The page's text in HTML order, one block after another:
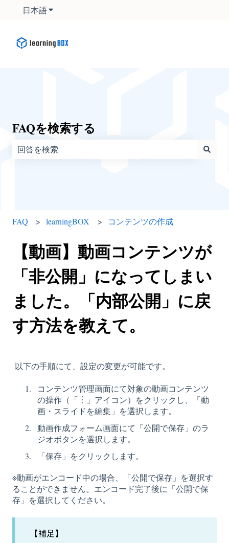
日本語翻訳のサブメニューを表示
FAQを検索する
FAQ learningBOX コンテンツの作成
【動画】動画コンテンツが
「非公開」になってしまい
ました。「内部公開」に戻
す方法を教えて。
以下の手順にて、設定の変更が可能です。
コンテンツ管理画面にて対象の動画コンテンツ
の操作（「︙」アイコン）をクリックし、「動
画・スライドを編集」を選択します。
動画作成フォーム画面にて「公開で保存」のラ
ジオボタンを選択します。
「保存」をクリックします。
※動画がエンコード中の場合、「公開で保存」を選択す
ることができません。エンコード完了後に「公開で保
存」を選択してください。
【補足】